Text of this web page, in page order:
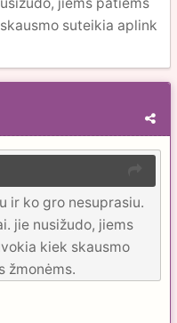
suteikia aplink
ir ko gro nesuprasiu.
jie nusižudo, jiems
kiek skausmo
žmonėms.